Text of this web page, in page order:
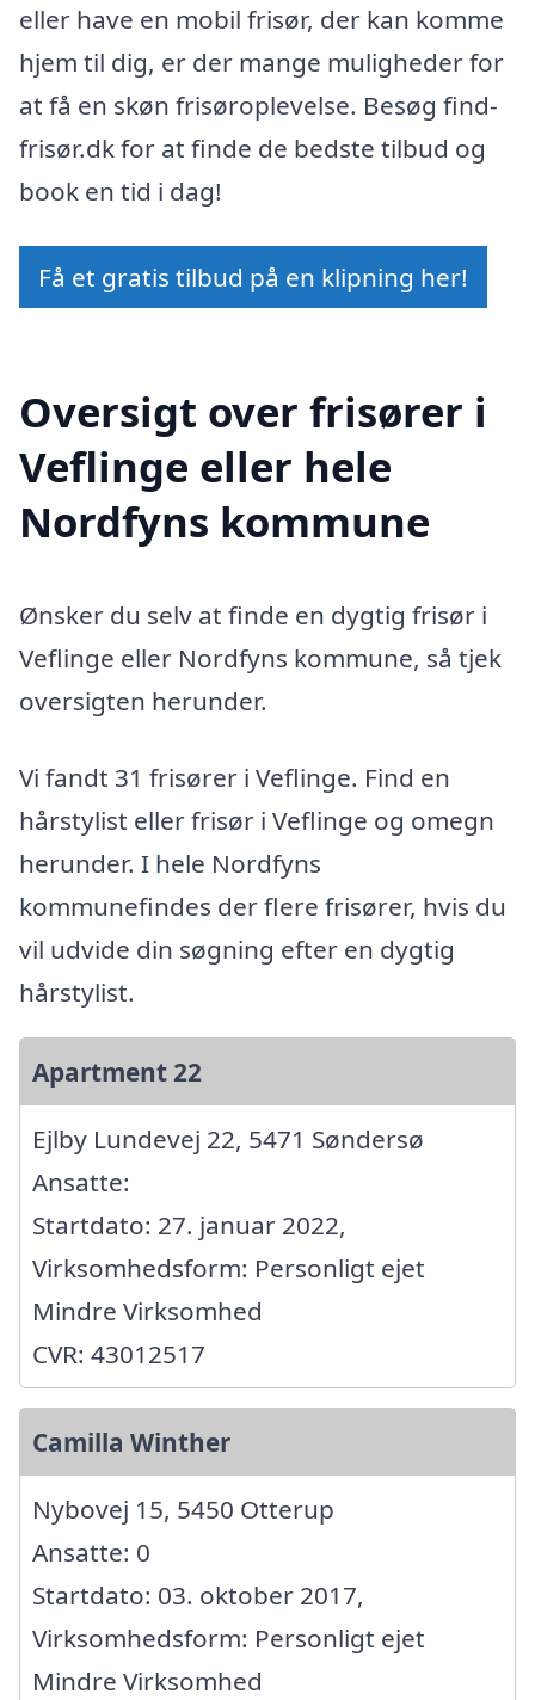
eller have en mobil frisør, der kan komme
hjem til dig, er der mange muligheder for
at få en skøn frisøroplevelse. Besøg find-
frisør.dk for at finde de bedste tilbud og
book en tid i dag!
Få et gratis tilbud på en klipning her!
Oversigt over frisører i
Veflinge eller hele
Nordfyns kommune
Ønsker du selv at finde en dygtig frisør i
Veflinge eller Nordfyns kommune, så tjek
oversigten herunder.
Vi fandt 31 frisører i Veflinge. Find en
hårstylist eller frisør i Veflinge og omegn
herunder. I hele Nordfyns
kommunefindes der flere frisører, hvis du
vil udvide din søgning efter en dygtig
hårstylist.
Apartment 22
Ejlby Lundevej 22, 5471 Søndersø
Ansatte:
Startdato: 27. januar 2022,
Virksomhedsform: Personligt ejet
Mindre Virksomhed
CVR: 43012517
Camilla Winther
Nybovej 15, 5450 Otterup
Ansatte: 0
Startdato: 03. oktober 2017,
Virksomhedsform: Personligt ejet
Mindre Virksomhed